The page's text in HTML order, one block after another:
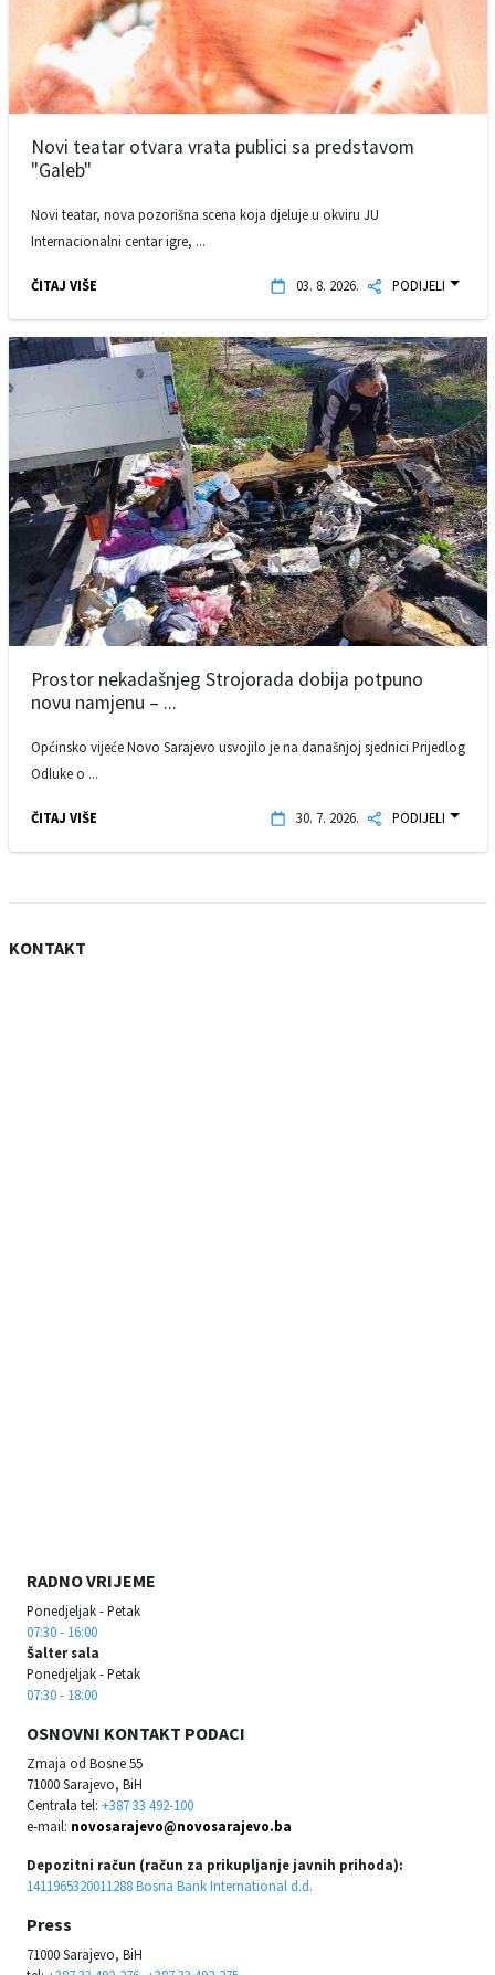
Novi teatar otvara vrata publici sa predstavom
"Galeb"
Novi teatar, nova pozorišna scena koja djeluje u okviru JU
Internacionalni centar igre, ...
ČITAJ VIŠE 03. 8. 2026. PODIJELI
Prostor nekadašnjeg Strojorada dobija potpuno
novu namjenu – ...
Općinsko vijeće Novo Sarajevo usvojilo je na današnjoj sjednici Prijedlog
Odluke o ...
ČITAJ VIŠE 30. 7. 2026. PODIJELI
KONTAKT
RADNO VRIJEME
Ponedjeljak - Petak
07:30 - 16:00
Šalter sala
Ponedjeljak - Petak
07:30 - 18:00
OSNOVNI KONTAKT PODACI
Zmaja od Bosne 55
71000 Sarajevo, BiH
Centrala tel: +387 33 492-100
e-mail: novosarajevo@novosarajevo.ba
Depozitni račun (račun za prikupljanje javnih prihoda):
1411965320011288 Bosna Bank International d.d.
Press
71000 Sarajevo, BiH